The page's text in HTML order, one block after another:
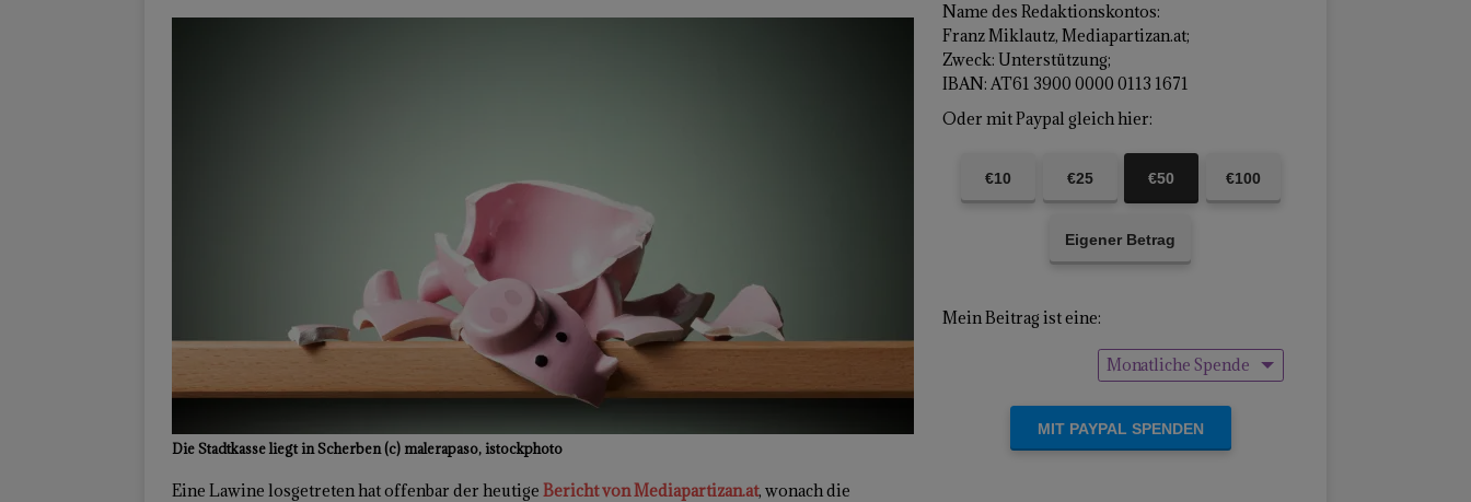
Die Stadtkasse liegt in Scherben (c) malerapaso, istockphoto
Eine Lawine losgetreten hat offenbar der heutige Bericht von Mediapartizan.at, wonach die
Name des Redaktionskontos:
Franz Miklautz, Mediapartizan.at;
Zweck: Unterstützung;
IBAN: AT61 3900 0000 0113 1671
Oder mit Paypal gleich hier:
€10 €25 €50 €100
Eigener Betrag
Mein Beitrag ist eine:
Monatliche Spende